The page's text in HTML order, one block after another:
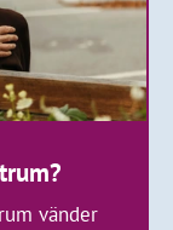
vänder